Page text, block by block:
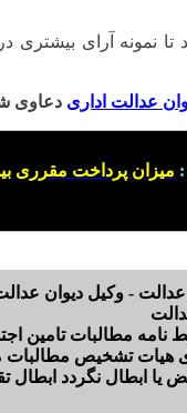
تا نمونه آرای بیشتری
عدالت ادار ی دعاوی
: میزان پرداخت مقرری
عدالت - وکیل دیوان
نامه مطالبات تامین
هیات تشخیص مطالبات
یا ابطال نگردد ابطال